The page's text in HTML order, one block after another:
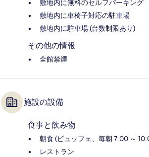
敷地内に無料のセルフパーキング
敷地内に車椅子対応の駐車場
敷地内に駐車場 (台数制限あり)
その他の情報
全館禁煙
施設の設備
食事と飲み物
朝食 (ビュッフェ、毎朝 7:00 ～
レストラン